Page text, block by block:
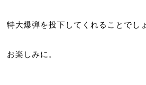
特大爆弾を投下してくれることでし
お楽しみに。